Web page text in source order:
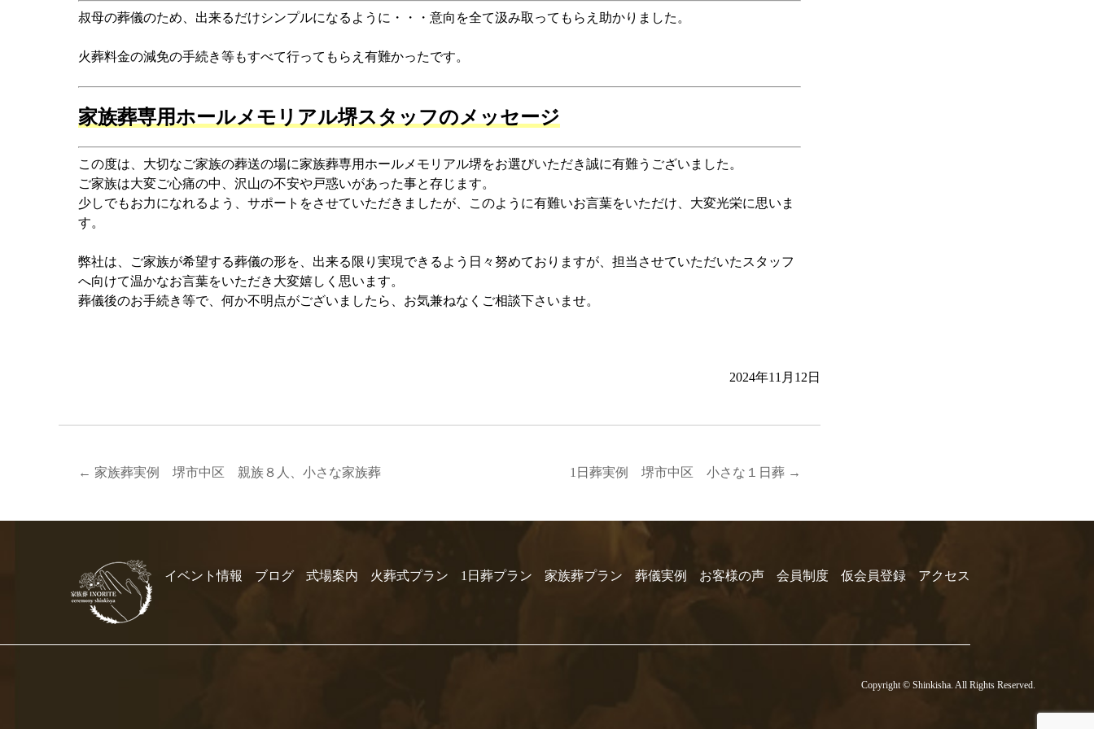
叔母の葬儀のため、出来るだけシンプルになるように・・・意向を全て汲み取ってもらえ助かりました。
火葬料金の減免の手続き等もすべて行ってもらえ有難かったです。
家族葬専用ホールメモリアル堺スタッフのメッセージ
この度は、大切なご家族の葬送の場に家族葬専用ホールメモリアル堺をお選びいただき誠に有難うございました。
ご家族は大変ご心痛の中、沢山の不安や戸惑いがあった事と存じます。
少しでもお力になれるよう、サポートをさせていただきましたが、このように有難いお言葉をいただけ、大変光栄に思いま
す。
弊社は、ご家族が希望する葬儀の形を、出来る限り実現できるよう日々努めておりますが、担当させていただいたスタッフ
へ向けて温かなお言葉をいただき大変嬉しく思います。
葬儀後のお手続き等で、何か不明点がございましたら、お気兼ねなくご相談下さいませ。
2024年11月12日
← 家族葬実例 堺市中区 親族８人、小さな家族葬 1日葬実例 堺市中区 小さな１日葬 →
イベント情報 ブログ 式場案内 火葬式プラン 1日葬プラン 家族葬プラン 葬儀実例 お客様の声 会員制度 仮会員登録 アクセス
Copyright © Shinkisha. All Rights Reserved.